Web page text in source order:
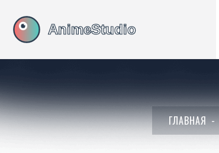
ГЛАВНАЯ